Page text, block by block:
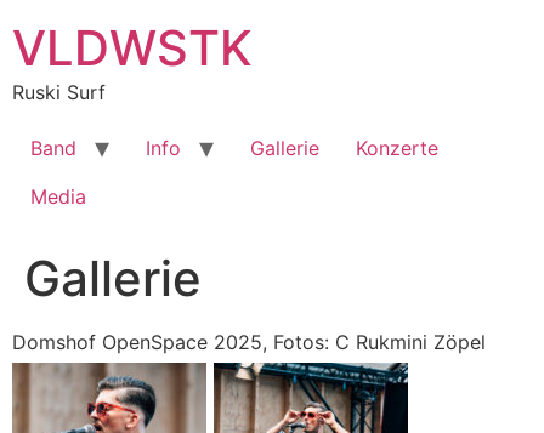
Inhalt
springen
VLDWSTK
Ruski Surf
Band Info Gallerie
Konzerte
Media
Gallerie
Domshof OpenSpace 2025, Fotos: C Rukmini Zöpel